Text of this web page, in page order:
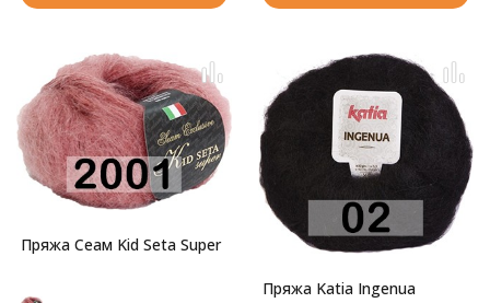
Пряжа Сеам Kid Seta Super
Пряжа Katia Ingenua